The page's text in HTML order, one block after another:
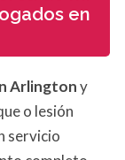
en
Arlingtony
o lesión
servicio